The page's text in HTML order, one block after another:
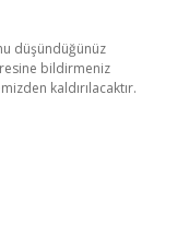
düşündüğünüz
bildirmeniz
kaldırılacaktır.